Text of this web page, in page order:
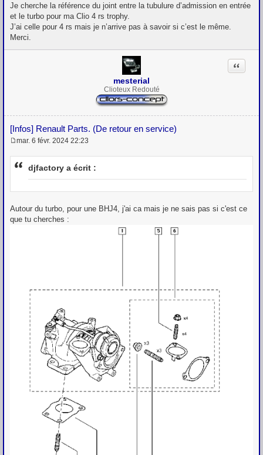
a
g
e
Je cherche la référence du joint entre la tubulure d’admission en entrée
et le turbo pour ma Clio 4 rs trophy.
J’ai celle pour 4 rs mais je n’arrive pas à savoir si c’est le même.
Merci.
mesterial
Clioteux Redouté
[Infos] Renault Parts. (De retour en service)
Citation
e
s
mar. 6 févr. 2024 22:23
djfactory a écrit :
Autour du turbo, pour une BHJ4, j'ai ca mais je ne sais pas si c'est ce
que tu cherches :